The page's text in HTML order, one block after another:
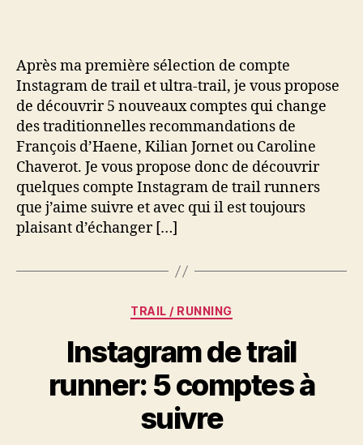
et
Ultra-
trail
que
j’aime
suivre
Après ma première sélection de compte
Instagram de trail et ultra-trail, je vous propose
de découvrir 5 nouveaux comptes qui change
des traditionnelles recommandations de
François d’Haene, Kilian Jornet ou Caroline
Chaverot. Je vous propose donc de découvrir
quelques compte Instagram de trail runners
que j’aime suivre et avec qui il est toujours
plaisant d’échanger […]
Catégories
TRAIL / RUNNING
Instagram de trail
runner: 5 comptes à
suivre